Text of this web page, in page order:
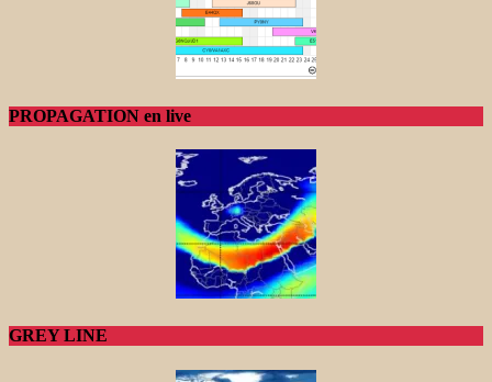
PROPAGATION en live
GREY LINE